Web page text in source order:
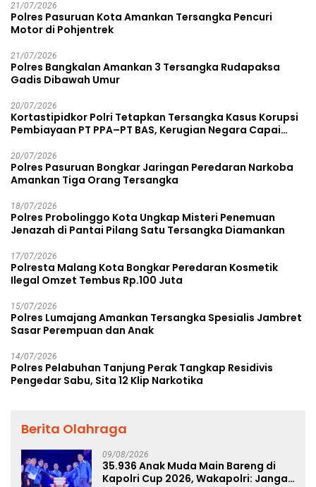
21/07/2026
Polres Pasuruan Kota Amankan Tersangka Pencuri
Motor di Pohjentrek
21/07/2026
Polres Bangkalan Amankan 3 Tersangka Rudapaksa
Gadis Dibawah Umur
20/07/2026
Kortastipidkor Polri Tetapkan Tersangka Kasus Korupsi
Pembiayaan PT PPA–PT BAS, Kerugian Negara Capai
20/07/2026
Polres Pasuruan Bongkar Jaringan Peredaran Narkoba
Amankan Tiga Orang Tersangka
18/07/2026
Polres Probolinggo Kota Ungkap Misteri Penemuan
Jenazah di Pantai Pilang Satu Tersangka Diamankan
17/07/2026
Polresta Malang Kota Bongkar Peredaran Kosmetik
Ilegal Omzet Tembus Rp.100 Juta
15/07/2026
Polres Lumajang Amankan Tersangka Spesialis Jambret
Sasar Perempuan dan Anak
14/07/2026
Polres Pelabuhan Tanjung Perak Tangkap Residivis
Pengedar Sabu, Sita 12 Klip Narkotika
Berita Olahraga
09/08/2026
35.936 Anak Muda Main Bareng di
Kapolri Cup 2026, Wakapolri: Jangan